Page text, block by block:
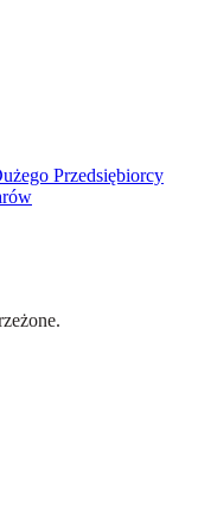
Przedsiębiorcy